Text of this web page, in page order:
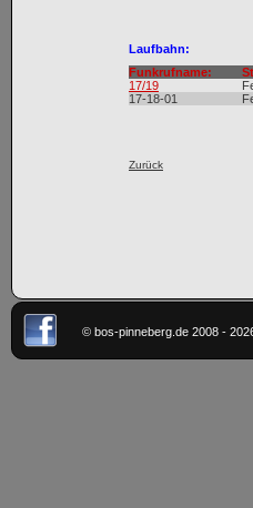
Laufbahn:
Funkrufname:
17/19
17-18-01
Zurück
© bos-pinneberg.de 2008 -